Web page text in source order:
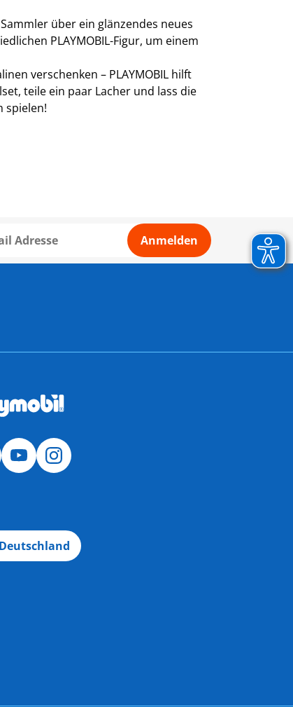
über ein glänzendes neues
PLAYMOBIL-Figur, um einem
verschenken – PLAYMOBIL hilft
teile ein paar Lacher und lass die
spielen!
Anmelden